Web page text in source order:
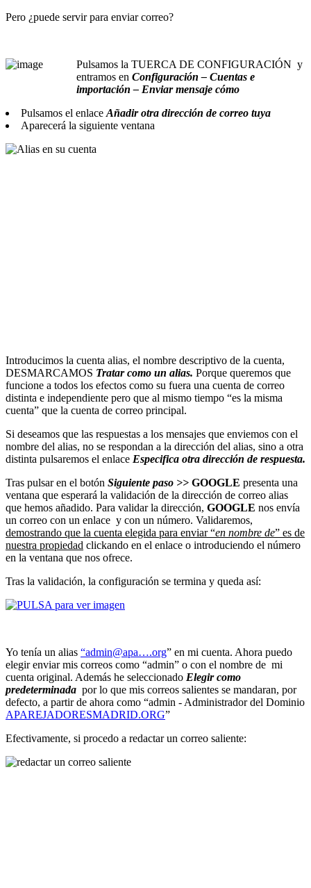
Pero ¿puede servir para enviar correo?
Pulsamos la TUERCA DE CONFIGURACIÓN y
entramos en Configuración – Cuentas e
importación – Enviar mensaje cómo
Pulsamos el enlace Añadir otra dirección de correo tuya
Aparecerá la siguiente ventana
Introducimos la cuenta alias, el nombre descriptivo de la cuenta,
DESMARCAMOS Tratar como un alias. Porque queremos que
funcione a todos los efectos como su fuera una cuenta de correo
distinta e independiente pero que al mismo tiempo “es la misma
cuenta” que la cuenta de correo principal.
Si deseamos que las respuestas a los mensajes que enviemos con el
nombre del alias, no se respondan a la dirección del alias, sino a otra
distinta pulsaremos el enlace Especifica otra dirección de respuesta.
Tras pulsar en el botón Siguiente paso >> GOOGLE presenta una
ventana que esperará la validación de la dirección de correo alias
que hemos añadido. Para validar la dirección, GOOGLE nos envía
un correo con un enlace y con un número. Validaremos,
demostrando que la cuenta elegida para enviar “en nombre de” es de
nuestra propiedad clickando en el enlace o introduciendo el número
en la ventana que nos ofrece.
Tras la validación, la configuración se termina y queda así:
Yo tenía un alias “admin@apa….org” en mi cuenta. Ahora puedo
elegir enviar mis correos como “admin” o con el nombre de mi
cuenta original. Además he seleccionado Elegir como
predeterminada por lo que mis correos salientes se mandaran, por
defecto, a partir de ahora como “admin - Administrador del Dominio
APAREJADORESMADRID.ORG”
Efectivamente, si procedo a redactar un correo saliente: